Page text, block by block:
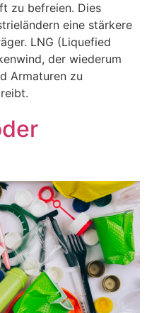
zu befreien. Dies
eine stärkere
LNG (Liquefied
der wiederum
Armaturen zu